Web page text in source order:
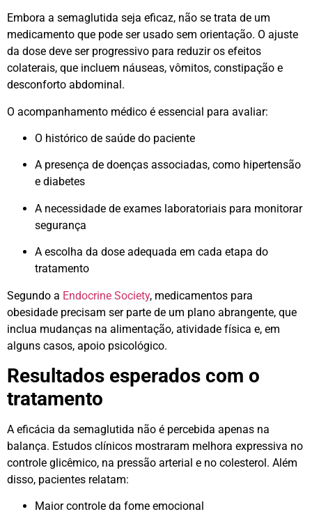
Embora a semaglutida seja eficaz, não se trata de um
medicamento que pode ser usado sem orientação. O ajuste
da dose deve ser progressivo para reduzir os efeitos
colaterais, que incluem náuseas, vômitos, constipação e
desconforto abdominal.
O acompanhamento médico é essencial para avaliar:
O histórico de saúde do paciente
A presença de doenças associadas, como hipertensão
e diabetes
A necessidade de exames laboratoriais para monitorar
segurança
A escolha da dose adequada em cada etapa do
tratamento
Segundo a Endocrine Society, medicamentos para
obesidade precisam ser parte de um plano abrangente, que
inclua mudanças na alimentação, atividade física e, em
alguns casos, apoio psicológico.
Resultados esperados com o
tratamento
A eficácia da semaglutida não é percebida apenas na
balança. Estudos clínicos mostraram melhora expressiva no
controle glicêmico, na pressão arterial e no colesterol. Além
disso, pacientes relatam:
Maior controle da fome emocional